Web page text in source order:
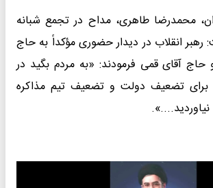
محمدرضا طاهری، مداح در تجمع شبانه
رهبر انقلاب در دیدار حضوری مؤکداً به حاج
حاج آقای قمی فرمودند: «به مردم بگید در
برای تضعیف دولت و تضعیف تیم مذاکره